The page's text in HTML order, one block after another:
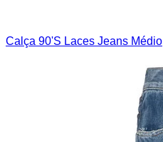
Calça 90'S Laces Jeans Médio